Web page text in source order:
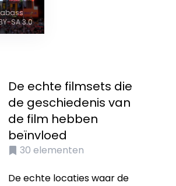
SA 3.0
De echte filmsets die
de geschiedenis van
de film hebben
beïnvloed
30 elementen
De echte locaties waar de